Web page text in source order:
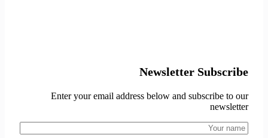
Newsletter Subscribe
Enter your email address below and subscribe to our
newsletter